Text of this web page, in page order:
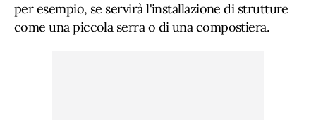
per esempio, se servirà l'installazione di strutture
come una piccola serra o di una compostiera.